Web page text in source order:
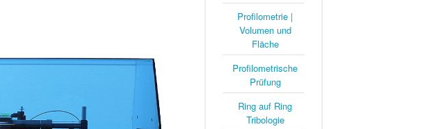
Profilometrie |
Volumen und
Fläche
Profilometrische
Prüfung
Ring auf Ring
Tribologie